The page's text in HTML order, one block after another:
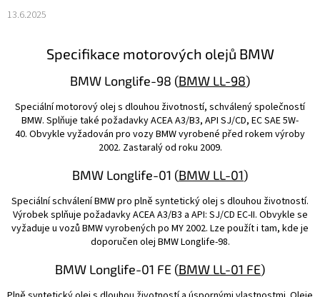
13.6.2025
Specifikace motorových olejů BMW
BMW Longlife-98 (BMW LL-98)
Speciální motorový olej s dlouhou životností, schválený společností
BMW. Splňuje také požadavky ACEA A3/B3, API SJ/CD, EC SAE 5W-
40. Obvykle vyžadován pro vozy BMW vyrobené před rokem výroby
2002. Zastaralý od roku 2009.
BMW Longlife-01 (BMW LL-01)
Speciální schválení BMW pro plně syntetický olej s dlouhou životností.
Výrobek splňuje požadavky ACEA A3/B3 a API: SJ/CD EC-II. Obvykle se
vyžaduje u vozů BMW vyrobených po MY 2002. Lze použít i tam, kde je
doporučen olej BMW Longlife-98.
BMW Longlife-01 FE (BMW LL-01 FE)